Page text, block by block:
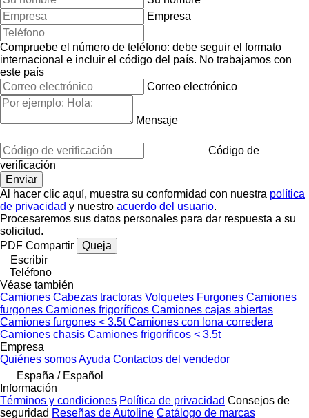
Empresa
Compruebe el número de teléfono: debe seguir el formato
internacional e incluir el código del país. No trabajamos con
este país
Correo electrónico
Mensaje
Código de
verificación
Al hacer clic aquí, muestra su conformidad con nuestra política
de privacidad y nuestro acuerdo del usuario.
Procesaremos sus datos personales para dar respuesta a su
solicitud.
PDF Compartir
Queja
Escribir
Teléfono
Véase también
Camiones Cabezas tractoras Volquetes Furgones Camiones
furgones Camiones frigoríficos Camiones cajas abiertas
Camiones furgones < 3.5tCamiones con lona corredera
Camiones chasis Camiones frigoríficos < 3.5t
Empresa
Quiénes somosAyuda Contactos del vendedor
España / Español
Información
Términos y condiciones Política de privacidad Consejos de
seguridad Reseñas de Autoline Catálogo de marcas